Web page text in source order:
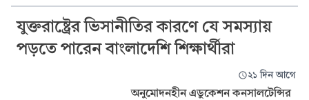
যুক্তরাষ্ট্রের ভিসানীতির কারণে যে সমস্যায়
পড়তে পারেন বাংলাদেশি শিক্ষার্থীরা
২১ দিন আগে
অনুমোদনহীন এডুকেশন কনসালটেন্সির